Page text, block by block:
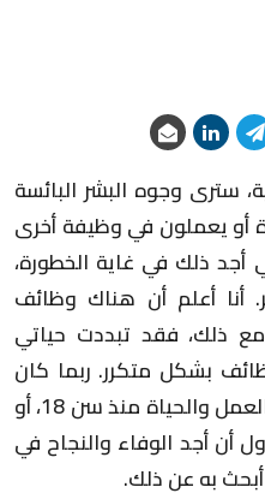
سترى وجوه البشر البائسة
أو يعملون في وظيفة أخرى
أجد ذلك في غاية الخطورة،
أنا أعلم أن هناك وظائف
ذلك، فقد تبددت حياتي
بشكل متكرر. ربما كان
هذا نتيجة الانخراط المبكر في العمل والحياة منذ سن 18، أو
أن أجد الوفاء والنجاح في
به عن ذلك.